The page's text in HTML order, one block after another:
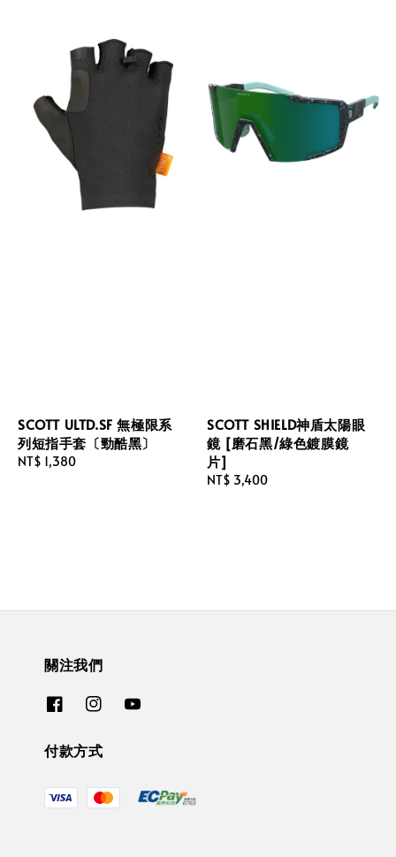
SCOTT ULTD.SF 無極限系
列短指手套〔勁酷黑〕
Regular
NT$ 1,380
SCOTT SHIELD神盾太陽眼
鏡 [磨石黑/綠色鍍膜鏡
片]
Regular
NT$ 3,400
關注我們
付款方式